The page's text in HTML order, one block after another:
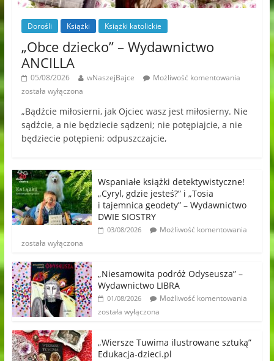
Dorośli Książki Książki katolickie
„Obce dziecko” – Wydawnictwo
ANCILLA
05/08/2026 wNaszejBajce
Możliwość komentowania
została wyłączona
„Bądźcie miłosierni, jak Ojciec wasz jest miłosierny. Nie
sądźcie, a nie będziecie sądzeni; nie potępiajcie, a nie
będziecie potępieni; odpuszczajcie,
Wspaniałe książki detektywistyczne!
„Cyryl, gdzie jesteś?” i „Tosia
i tajemnica geodety” – Wydawnictwo
DWIE SIOSTRY
03/08/2026
Możliwość komentowania
została wyłączona
„Niesamowita podróż Odyseusza” –
Wydawnictwo LIBRA
01/08/2026
Możliwość komentowania
została wyłączona
„Wiersze Tuwima ilustrowane sztuką”
Edukacja-dzieci.pl